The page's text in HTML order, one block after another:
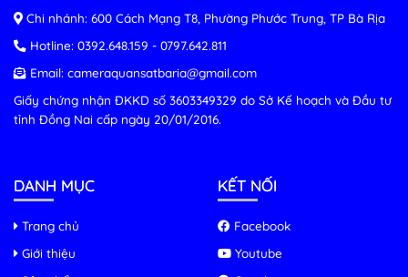
Chi nhánh: 600 Cách Mạng T8, Phường Phước Trung, TP Bà Rịa
Hotline: 0392.648.159 - 0797.642.811
Email: cameraquansatbaria@gmail.com
Giấy chứng nhận ĐKKD số 3603349329 do Sở Kế hoạch và Đầu tư
tỉnh Đồng Nai cấp ngày 20/01/2016.
DANH MỤC
Trang chủ
Giới thiệu
KẾT NỐI
Facebook
Youtube